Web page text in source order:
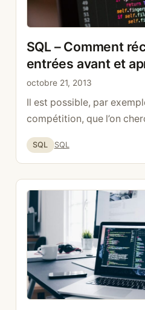
SQL – Comment
entrées avant et
octobre 21, 2013
Il est possible, par
compétition, que l’on
sont les 5 meilleurs
que je viens de faire. Pour
que ce soit un peu tricky,
scores WHERE …
Lire la
Catégories
SQL Étiquettes
SQL